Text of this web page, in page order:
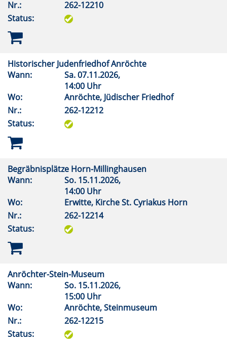
Nr.:
262-12210
Status:
Historischer Judenfriedhof Anröchte
Wann:
Sa.07.11.2026,
14:00 Uhr
Wo:
Anröchte, Jüdischer Friedhof
Nr.:
262-12212
Status:
Begräbnisplätze Horn-Millinghausen
Wann:
So. 15.11.2026,
14:00 Uhr
Wo:
Erwitte, Kirche St. Cyriakus Horn
Nr.:
262-12214
Status:
Anröchter-Stein-Museum
Wann:
So. 15.11.2026,
15:00 Uhr
Wo:
Anröchte, Steinmuseum
Nr.:
262-12215
Status: